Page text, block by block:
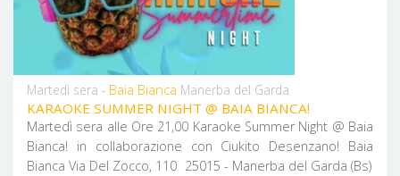
Martedì sera - Baia Bianca Manerba del Garda
KARAOKE SUMMER NIGHT @ BAIA BIANCA!
Martedì sera alle Ore 21,00 Karaoke Summer Night @ Baia
Bianca! in collaborazione con Ciukito Desenzano! Baia
Bianca Via Del Zocco, 110 25015 - Manerba del Garda (Bs)